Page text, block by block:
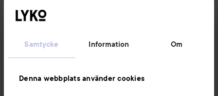
Samtycke Information Om
Denna webbplats använder cookies